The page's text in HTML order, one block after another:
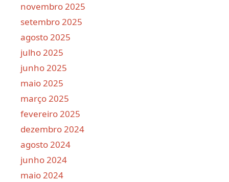
novembro 2025
setembro 2025
agosto 2025
julho 2025
junho 2025
maio 2025
março 2025
fevereiro 2025
dezembro 2024
agosto 2024
junho 2024
maio 2024